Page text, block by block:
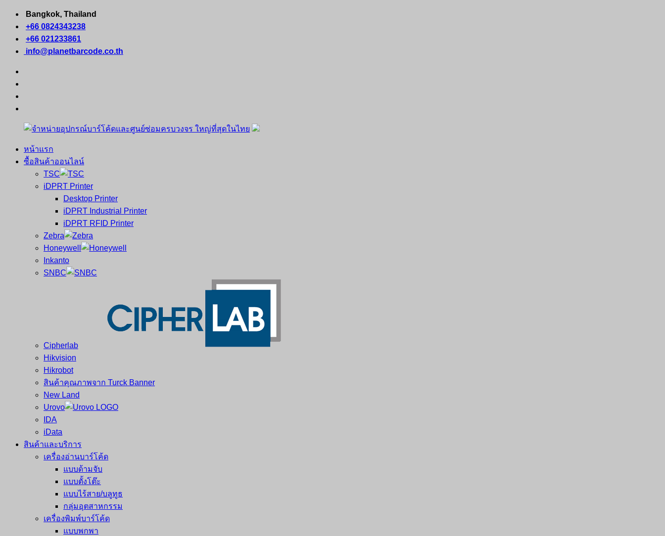
Skip
content
Bangkok, Thailand
+66 0824343238
+66 021233861
info@planetbarcode.co.th
จำหน่าย
คอมพิวเตอร์
หน้าแรก
ซื้อสินค้าออนไลน์
TSC
iDPRT Printer
Desktop Printer
iDPRT Industrial Printer
iDPRT RFID Printer
Zebra
Honeywell
Inkanto
SNBC
Cipherlab
Hikvision
Hikrobot
สินค้าคุณภาพจาก Turck Banner
New Land
Urovo
IDA
iData
สินค้าและบริการ
เครื่องอ่านบาร์โค้ด
แบบด้ามจับ
แบบตั้งโต๊ะ
แบบไร้สาย/บลูทูธ
กลุ่มอุตสาหกรรม
เครื่องพิมพ์บาร์โค้ด
แบบพกพา